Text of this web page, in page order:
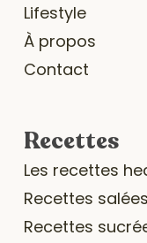
Lifestyle
À propos
Contact
Recettes
Les recettes
Recettes salées
Recettes